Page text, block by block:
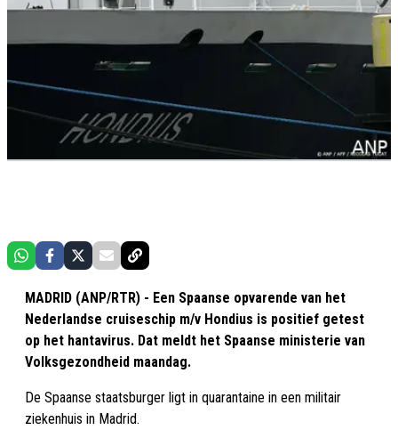
MADRID (ANP/RTR) - Een Spaanse opvarende van het
Nederlandse cruiseschip m/v Hondius is positief getest
op het hantavirus. Dat meldt het Spaanse ministerie van
Volksgezondheid maandag.
De Spaanse staatsburger ligt in quarantaine in een militair
ziekenhuis in Madrid.